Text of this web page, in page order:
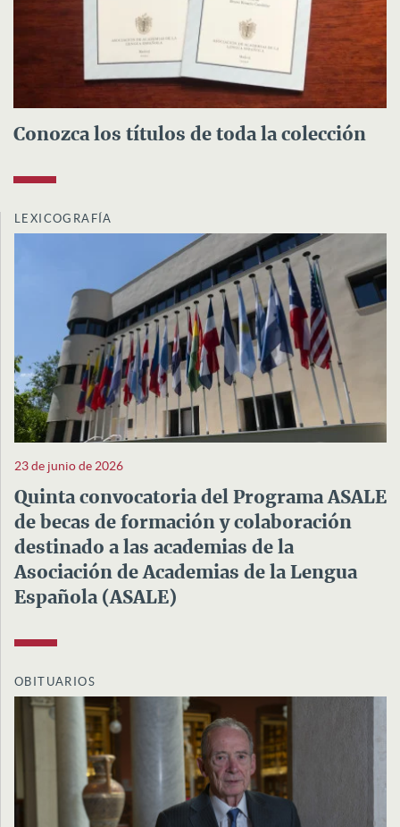
Conozca los títulos de toda la colección
LEXICOGRAFÍA
23 de junio de 2026
Quinta convocatoria del Programa ASALE
de becas de formación y colaboración
destinado a las academias de la
Asociación de Academias de la Lengua
Española (ASALE)
OBITUARIOS